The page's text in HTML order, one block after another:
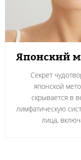
Японский
Секрет
японской
скрывается в
лимфатическую
лица,